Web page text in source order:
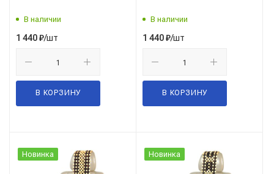
В наличии
1 440₽/шт
В КОРЗИНУ
В наличии
1 440₽/шт
В КОРЗИНУ
Новинка Новинка